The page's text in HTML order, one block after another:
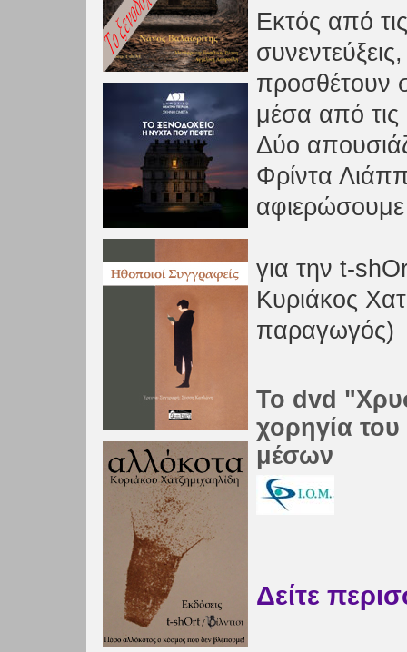
Εκτός από
προσθέτουν
μέσα από
Δύο
Φρίντα
για την t-
Κυριάκος
παραγωγός)
Το dvd
χορηγία του
μέσων
Δείτε